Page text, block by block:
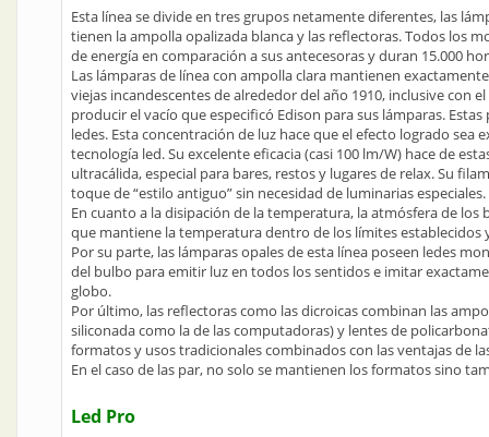
Esta línea se divide en tres grupos netamente diferentes, las
tienen la ampolla opalizada blanca y las reflectoras. Todos los
de energía en comparación a sus antecesoras y duran 15.000
Las lámparas de línea con ampolla clara mantienen
viejas incandescentes de alrededor del año 1910, inclusive con
producir el vacío que especificó Edison para sus lámparas.
ledes. Esta concentración de luz hace que el efecto logrado
tecnología led. Su excelente eficacia (casi 100 lm/W) hace de
ultracálida, especial para bares, restos y lugares de relax. Su
toque de “estilo antiguo” sin necesidad de luminarias especiales.
En cuanto a la disipación de la temperatura, la atmósfera de
que mantiene la temperatura dentro de los límites establecidos
Por su parte, las lámparas opales de esta línea poseen ledes
del bulbo para emitir luz en todos los sentidos e imitar
globo.
Por último, las reflectoras como las dicroicas combinan las
siliconada como la de las computadoras) y lentes de
formatos y usos tradicionales combinados con las ventajas de
En el caso de las par, no solo se mantienen los formatos sino
Led Pro